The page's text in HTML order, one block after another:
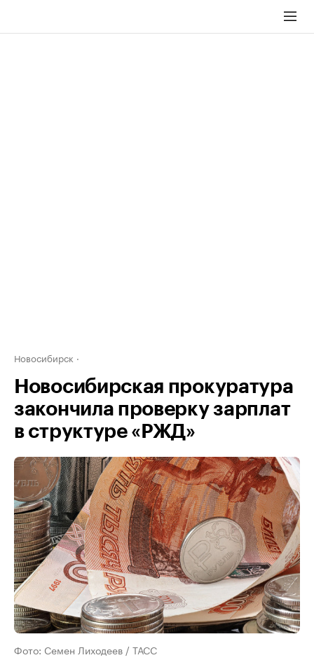
Новосибирск
Новосибирская прокуратура
закончила проверку зарплат
в структуре «РЖД»
Фото: Семен Лиходеев / ТАСС